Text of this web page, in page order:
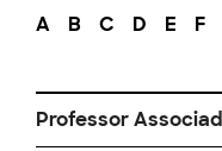
A B C D E F
Professor